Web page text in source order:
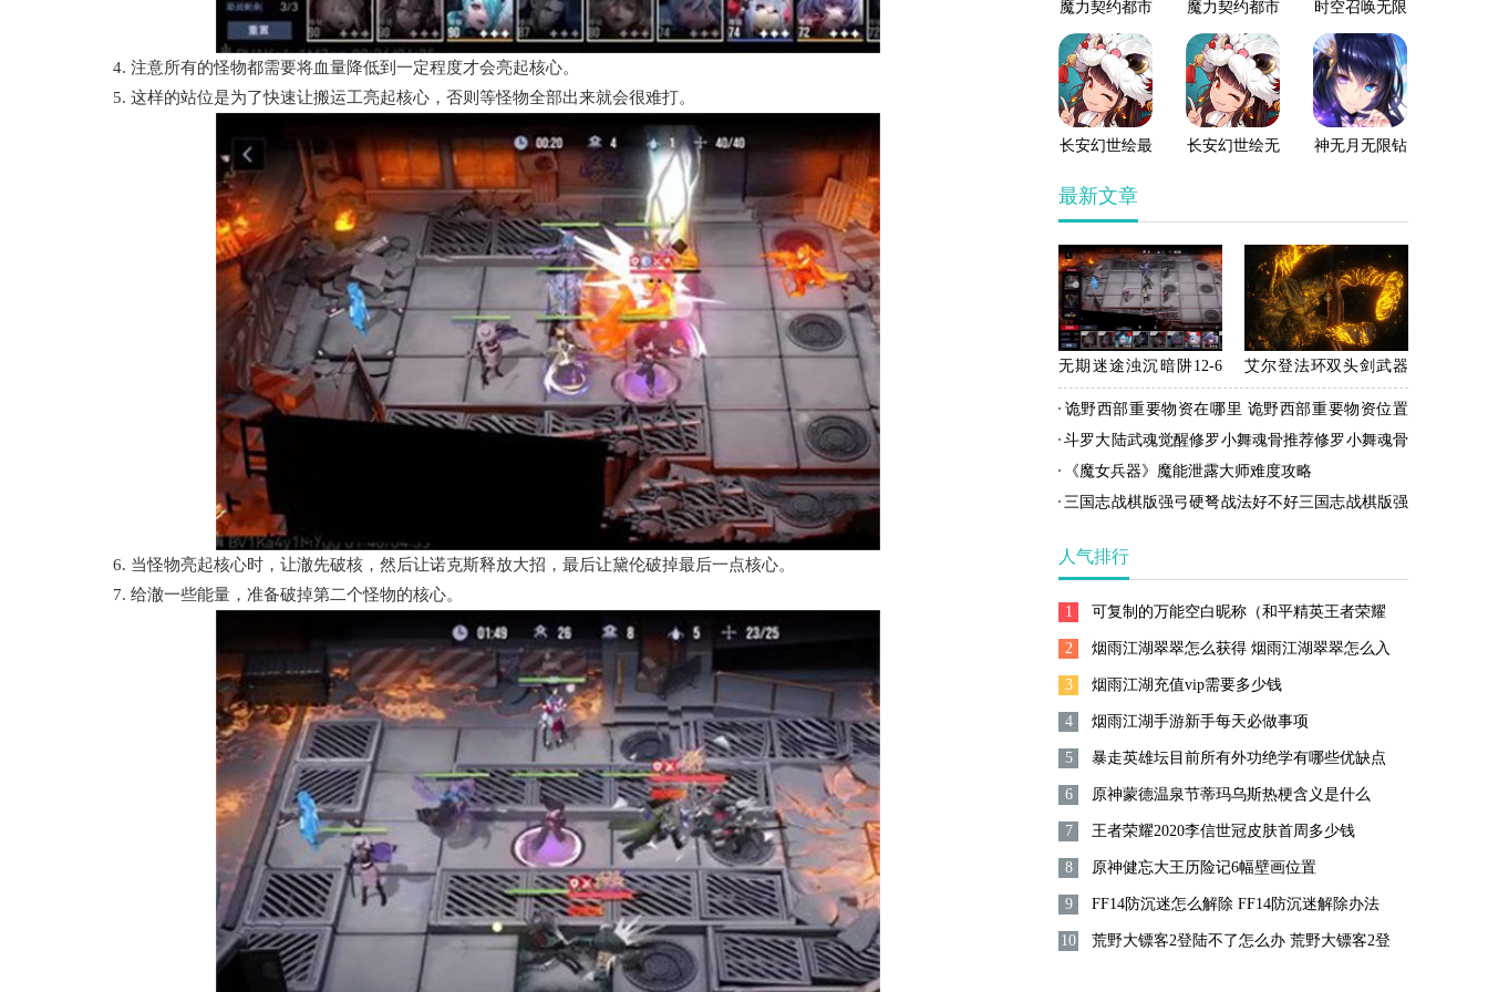
4. 注意所有的怪物都需要将血量降低到一定程度才会亮起核心。
5. 这样的站位是为了快速让搬运工亮起核心，否则等怪物全部出来就会很难打。
6. 当怪物亮起核心时，让澈先破核，然后让诺克斯释放大招，最后让黛伦破掉最后一点核心。
7. 给澈一些能量，准备破掉第二个怪物的核心。
魔力契约都市
幻想破解版
魔力契约都市
幻想最新版
时空召唤无限
钻石版
长安幻世绘最
长安幻世绘无
神无月无限钻
最新文章
无期迷途浊沉暗阱12-6
怎么打 关卡通关攻略 无
期迷途
艾尔登法环双头剑武器
怎么得 双头剑武器获得
方法介绍
诡野西部重要物资在哪里 诡野西部重要物资位置
分享
斗罗大陆武魂觉醒修罗小舞魂骨推荐修罗小舞魂骨
搭配《魔女兵器》魔能泄露大师难度攻略
三国志战棋版强弓硬弩战法好不好三国志战棋版强
人气排行
1 可复制的万能空白昵称（和平精英王者荣耀
能用的空白名字）
2 烟雨江湖翠翠怎么获得 烟雨江湖翠翠怎么入
队
3 烟雨江湖充值vip需要多少钱
4 烟雨江湖手游新手每天必做事项
5 暴走英雄坛目前所有外功绝学有哪些优缺点
6 原神蒙德温泉节蒂玛乌斯热梗含义是什么
7 王者荣耀2020李信世冠皮肤首周多少钱
8 原神健忘大王历险记6幅壁画位置
9 FF14防沉迷怎么解除 FF14防沉迷解除办法
10 荒野大镖客2登陆不了怎么办 荒野大镖客2登